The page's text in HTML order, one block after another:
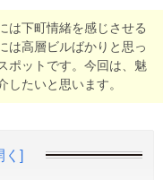
は下町情緒を感じさせる
は高層ビルばかりと思っ
ポットです。今回は、魅
たいと思います。
く]